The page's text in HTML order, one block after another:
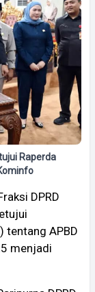
Raperda
DPRD
tentang APBD
menjadi